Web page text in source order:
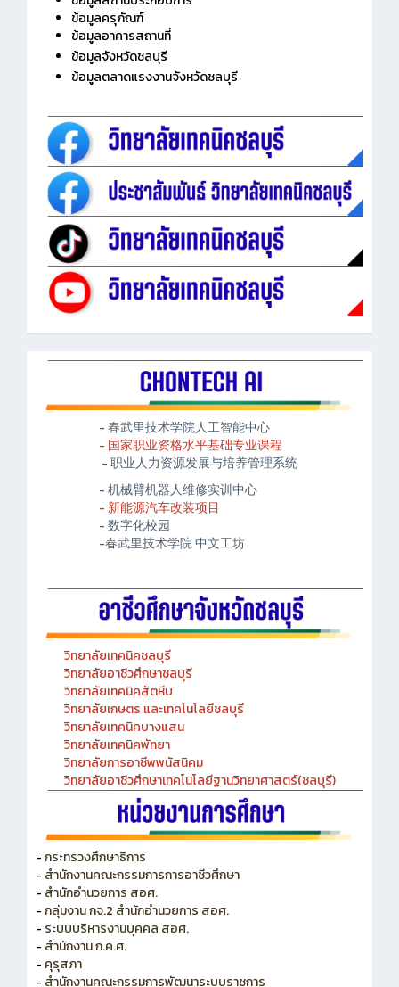
ข้อมูลครุภัณฑ์
ข้อมูลอาคารสถานที่
ข้อมูลจังหวัดชลบุรี
ข้อมูลตลาดแรงงานจังหวัดชลบุรี
- 春武里技术学院人工智能中心
- 国家职业资格水平基础专业课程
- 职业人力资源发展与培养管理系统
- 机械臂机器人维修实训中心
- 新能源汽车改装项目
- 数字化校园
-春武里技术学院 中文工坊
วิทยาลัยเทคนิคชลบุรี
วิทยาลัยอาชีวศึกษาชลบุรี
วิทยาลัยเทคนิคสัตหีบ
วิทยาลัยเกษตร และเทคโนโลยีชลบุรี
วิทยาลัยเทคนิคบางแสน
วิทยาลัยเทคนิคพัทยา
วิทยาลัยการอาชีพพนัสนิคม
วิทยาลัยอาชีวศึกษาเทคโนโลยีฐานวิทยาศาสตร์(ชลบุรี)
-กระทรวงศึกษาธิการ
- สำนักงานคณะกรรมการการอาชีวศึกษา
- สำนักอำนวยการ สอศ.
-กลุ่มงาน กจ.2 สำนักอำนวยการ สอศ.
- ระบบบริหารงานบุคคล สอศ.
- สำนักงาน ก.ค.ศ.
- คุรุสภา
- สำนักงานคณะกรรมการพัฒนาระบบราชการ